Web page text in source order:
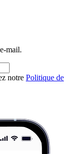
mail.
notre Politique de